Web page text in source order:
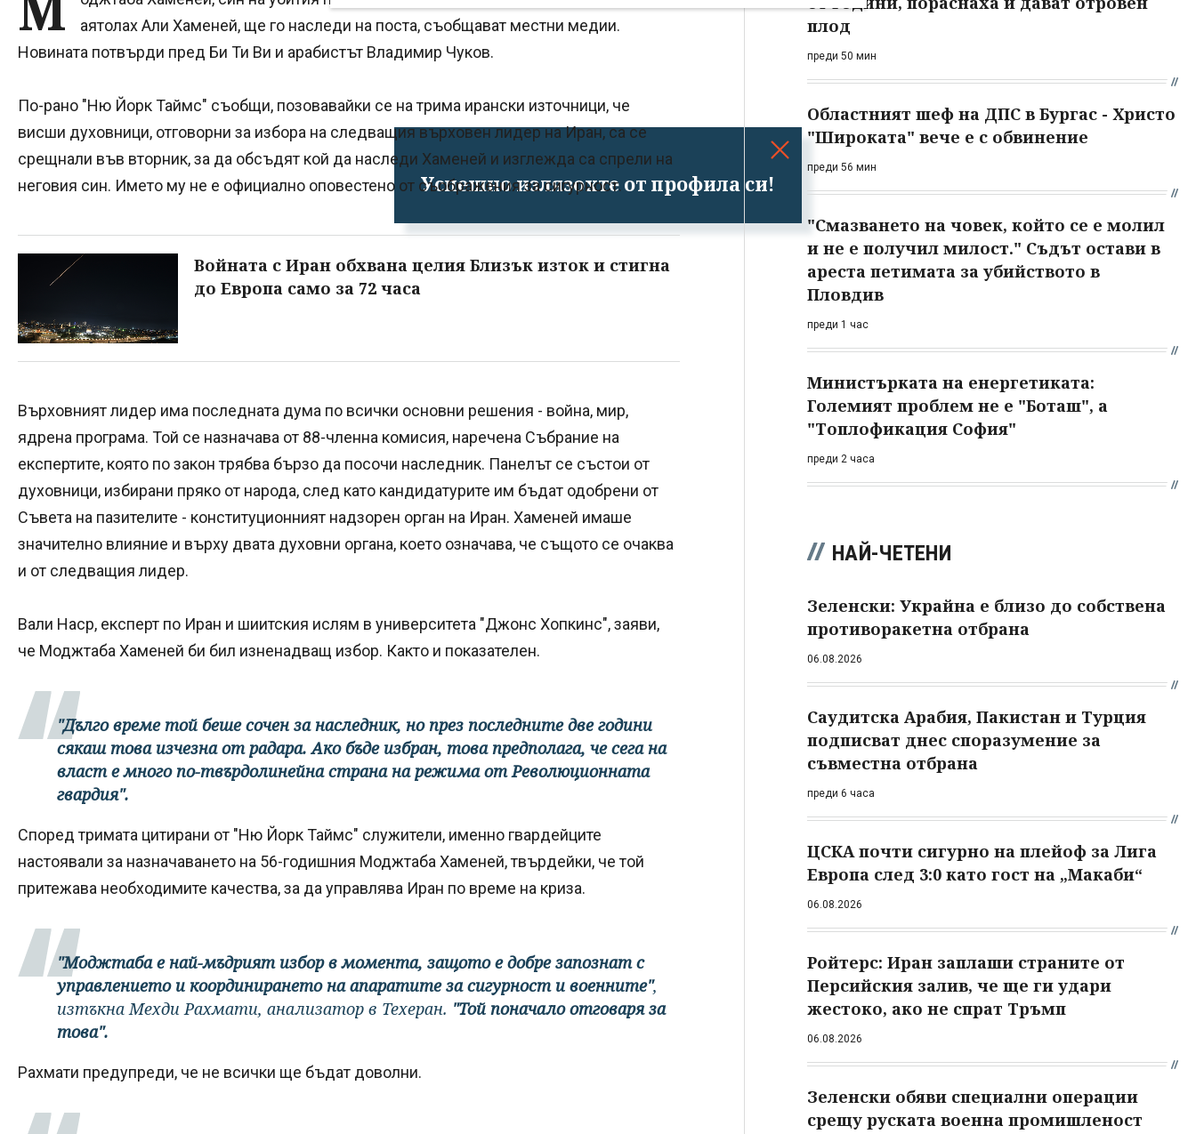
Успешно излязохте от профила си!
аятолах Али Хаменей, ще го наследи на поста, съобщават местни медии.
Новината потвърди пред Би Ти Ви и арабистът Владимир Чуков.
По-рано "Ню Йорк Таймс" съобщи, позовавайки се на трима ирански източници, че
висши духовници, отговорни за избора на следващия върховен лидер на Иран, са се
срещнали във вторник, за да обсъдят кой да наследи Хаменей и изглежда са спрели на
неговия син. Името му не е официално оповестено от съображения за сигурност.
Войната с Иран обхвана целия Близък изток и стигна
до Европа само за 72 часа
Върховният лидер има последната дума по всички основни решения - война, мир,
ядрена програма. Той се назначава от 88-членна комисия, наречена Събрание на
експертите, която по закон трябва бързо да посочи наследник. Панелът се състои от
духовници, избирани пряко от народа, след като кандидатурите им бъдат одобрени от
Съвета на пазителите - конституционният надзорен орган на Иран. Хаменей имаше
значително влияние и върху двата духовни органа, което означава, че същото се очаква
и от следващия лидер.
Вали Наср, експерт по Иран и шиитския ислям в университета "Джонс Хопкинс", заяви,
че Моджтаба Хаменей би бил изненадващ избор. Както и показателен.
"Дълго време той беше сочен за наследник, но през последните две години
сякаш това изчезна от радара. Ако бъде избран, това предполага, че сега на
власт е много по-твърдолинейна страна на режима от Революционната
гвардия".
Според тримата цитирани от "Ню Йорк Таймс" служители, именно гвардейците
настоявали за назначаването на 56-годишния Моджтаба Хаменей, твърдейки, че той
притежава необходимите качества, за да управлява Иран по време на криза.
"Моджтаба е най-мъдрият избор в момента, защото е добре запознат с
управлението и координирането на апаратите за сигурност и военните",
изтъкна Мехди Рахмати, анализатор в Техеран. "Той поначало отговаря за
това".
Рахмати предупреди, че не всички ще бъдат доволни.
плод
преди 50 мин
Областният шеф на ДПС в Бургас - Христо
"Широката" вече е с обвинение
преди 56 мин
"Смазването на човек, който се е молил
и не е получил милост." Съдът остави в
ареста петимата за убийството в
Пловдив
преди 1 час
Министърката на енергетиката:
Големият проблем не е "Боташ", а
"Топлофикация София"
преди 2 часа
НАЙ-ЧЕТЕНИ
Зеленски: Украйна е близо до собствена
противоракетна отбрана
06.08.2026
Саудитска Арабия, Пакистан и Турция
подписват днес споразумение за
съвместна отбрана
преди 6 часа
ЦСКА почти сигурно на плейоф за Лига
Европа след 3:0 като гост на „Макаби“
06.08.2026
Ройтерс: Иран заплаши страните от
Персийския залив, че ще ги удари
жестоко, ако не спрат Тръмп
06.08.2026
Зеленски обяви специални операции
срещу руската военна промишленост